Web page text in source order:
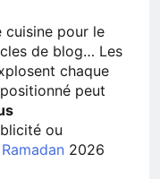
cuisine pour le
de blog… Les
chaque
peut
ou
Ramadan 2026